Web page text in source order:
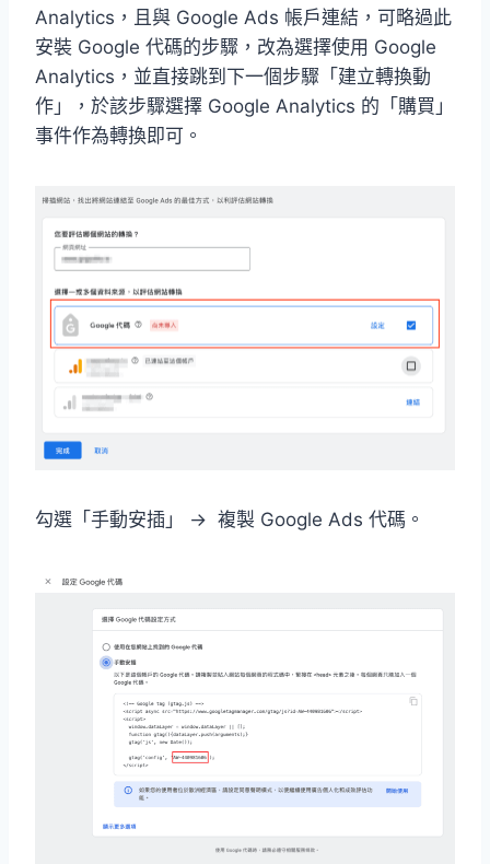
Analytics，且與 Google Ads 帳戶連結，可略過此
安裝 Google 代碼的步驟，改為選擇使用 Google
Analytics，並直接跳到下一個步驟「建立轉換動
作」，於該步驟選擇 Google Analytics 的「購買」
事件作為轉換即可。
勾選「手動安插」 → 複製 Google Ads 代碼。